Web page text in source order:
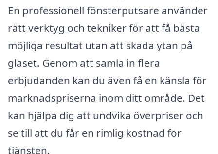
En professionell fönsterputsare använder
rätt verktyg och tekniker för att få bästa
möjliga resultat utan att skada ytan på
glaset. Genom att samla in flera
erbjudanden kan du även få en känsla för
marknadspriserna inom ditt område. Det
kan hjälpa dig att undvika överpriser och
se till att du får en rimlig kostnad för
tjänsten.